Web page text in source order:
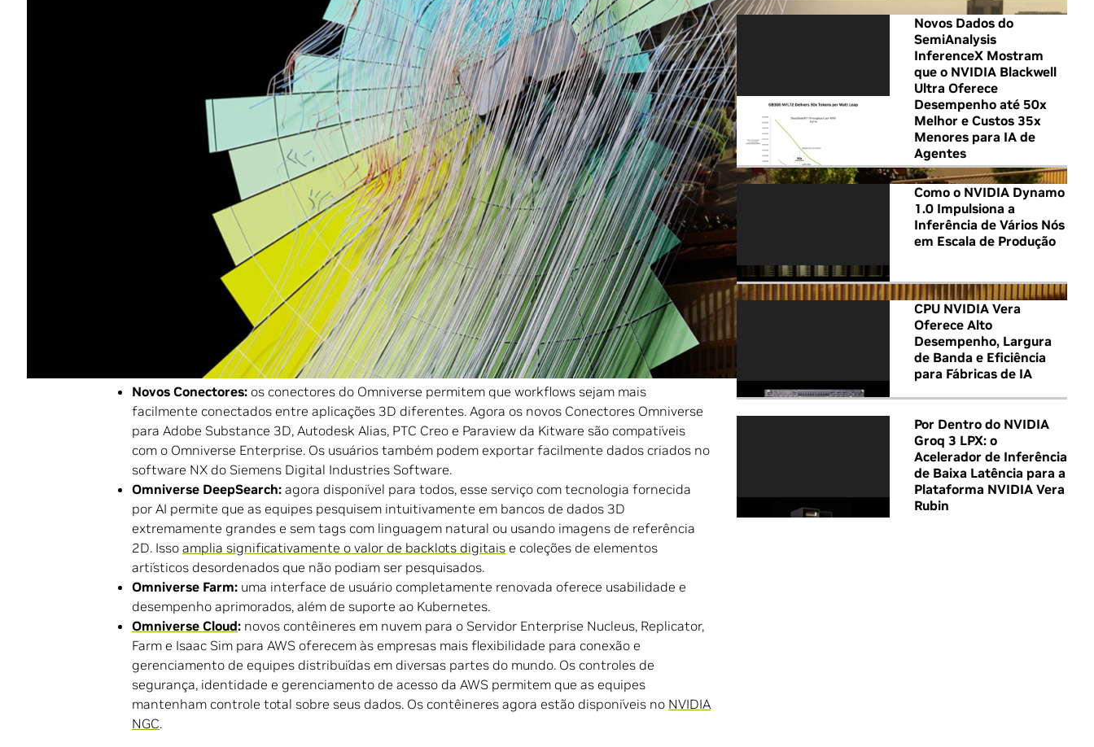
por agregação, criação de ferramentas de pipeline 3D personalizadas e geração de dados
3D
inclui suporte a inovações revolucionárias na nova arquitetura NVIDIA Ada Lovelace,
incluindo a tecnologia RTX de terceira geração eDLSS 3, proporcionando desempenho até três
vezes superior quando impulsionado pela tecnologia de placa de vídeo mais atual, como sistemas
NVIDIA RTX 6000 Ada Gen7eration,NVIDIA L40eOVX.
A atualização também traz novos recursos e funções, como novos Conectores Omniverse,
workflows em tempo real baseados em camadas, opções personalizadas e experiência de usuário
aprimorada, incluindo portas com múltiplas visualizações, teclas de atalho editáveis, predefinições
de iluminação e muito mais.
Aprimorando a Criação 3D
ecossistema Omniverseestá se expandindo, com mais recursos e ferramentas que permitem às
equipes otimizar os workflows 3D e atingir novos níveis de simulações fisicamente precisas e em
tempo real. Os últimos acréscimos incluem:
Novos Conectores: os conectores do Omniverse permitem que workflows sejam mais
facilmente conectados entre aplicações 3D diferentes. Agora os novos Conectores Omniverse
para Adobe Substance 3D, Autodesk Alias, PTC Creo e Paraview da Kitware são compatíveis
com o Omniverse Enterprise. Os usuários também podem exportar facilmente dados criados no
software NX do Siemens Digital Industries Software.
Omniverse DeepSearch: agora disponível para todos, esse serviço com tecnologia fornecida
por AI permite que as equipes pesquisem intuitivamente em bancos de dados 3D
extremamente grandes e sem tags com linguagem natural ou usando imagens de referência
2D. Isso amplia significativamente o valor de backlots digitais e coleções de elementos
artísticos desordenados que não podiam ser pesquisados.
Omniverse Farm: uma interface de usuário completamente renovada oferece usabilidade e
desempenho aprimorados, além de suporte ao Kubernetes.
Omniverse Cloud: novos contêineres em nuvem para o Servidor Enterprise Nucleus, Replicator,
Farm e Isaac Sim para AWS oferecem às empresas mais flexibilidade para conexão e
gerenciamento de equipes distribuídas em diversas partes do mundo. Os controles de
segurança, identidade e gerenciamento de acesso da AWS permitem que as equipes
mantenham controle total sobre seus dados. Os contêineres agora estão disponíveis no NVIDIA
NGC.
Novos Dados do
SemiAnalysis
InferenceX Mostram
que o NVIDIA Blackwell
Ultra Oferece
Desempenho até 50x
Melhor e Custos 35x
Menores para IA de
Agentes
Como o NVIDIA Dynamo
1.0 Impulsiona a
Inferência de Vários Nós
em Escala de Produção
CPU NVIDIA Vera
Oferece Alto
Desempenho, Largura
de Banda e Eficiência
para Fábricas de IA
Por Dentro do NVIDIA
Groq 3 LPX: o
Acelerador de Inferência
de Baixa Latência para a
Plataforma NVIDIA Vera
Rubin